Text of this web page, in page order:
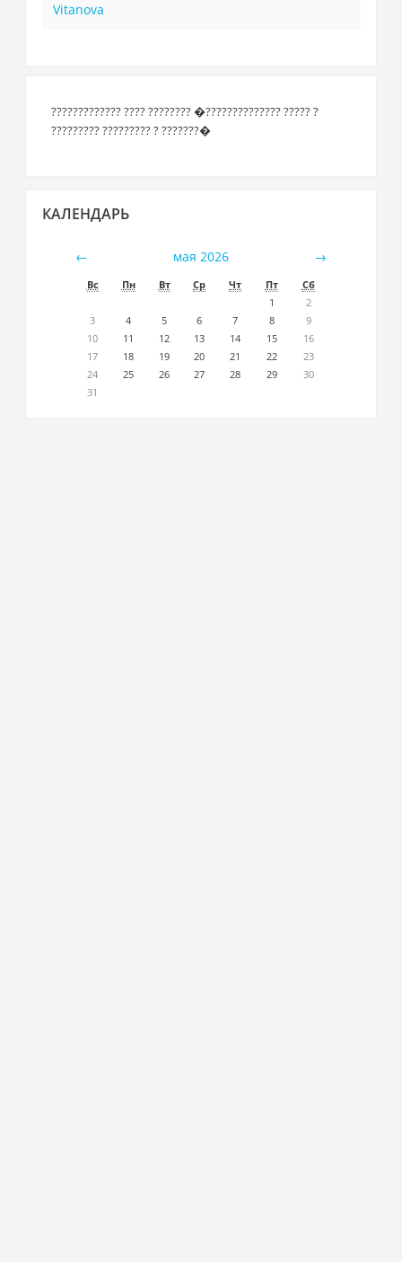
Vitanova
????????????? ???? ???????? �?????????????? ????? ?
????????? ????????? ? ???????�
Календарь
КАЛЕНДАРЬ
← мая 2026 →
Вс Пн Вт Ср Чт Пт
Сб
1
2
3
4 5 6 7 8
9
10
11 12 13 14 15
16
17
18 19 20 21 22
23
24
25 26 27 28 29
30
31